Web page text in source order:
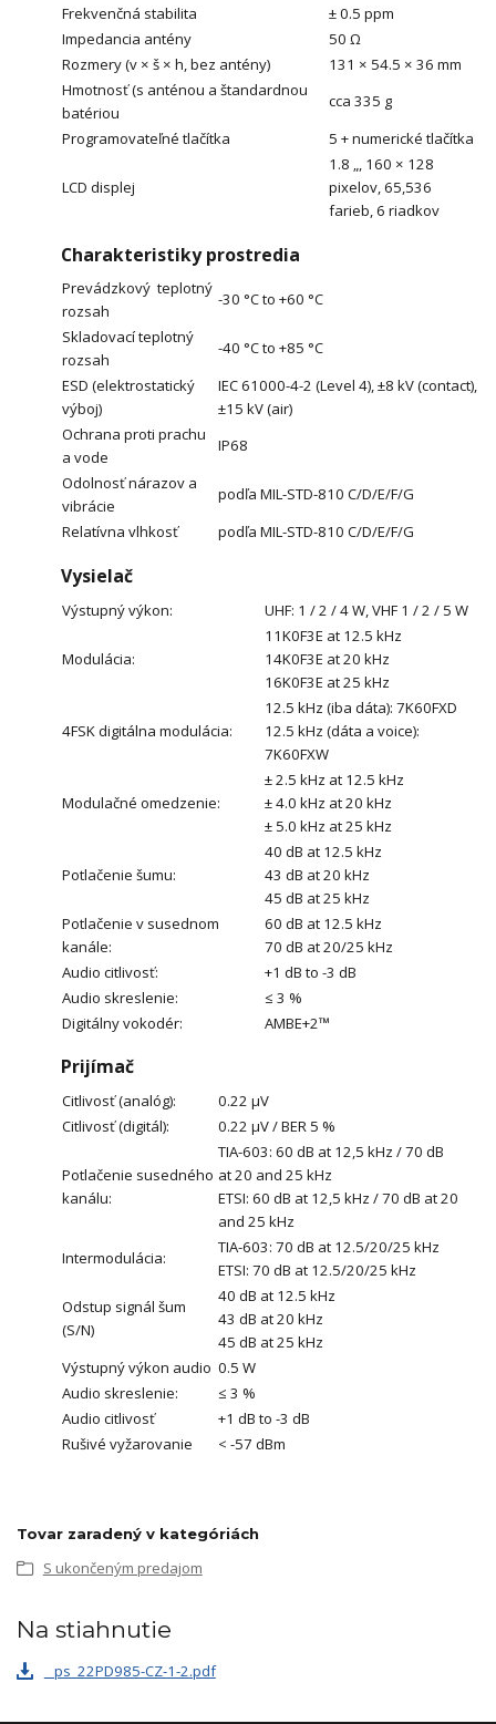
Frekvenčná stabilita
± 0.5 ppm
Impedancia antény
50 Ω
Rozmery (v × š × h, bez antény)
131 × 54.5 × 36 mm
Hmotnosť (s anténou a štandardnou
batériou
cca 335 g
Programovateľné tlačítka
5 + numerické tlačítka
LCD displej
1.8 „, 160 × 128
pixelov, 65,536
farieb, 6 riadkov
Charakteristiky prostredia
Prevádzkový teplotný
rozsah
-30 °C to +60 °C
Skladovací teplotný
rozsah
-40 °C to +85 °C
ESD (elektrostatický
výboj)
IEC 61000-4-2 (Level 4), ±8 kV (contact),
±15 kV (air)
Ochrana proti prachu
a vode
IP68
Odolnosť nárazov a
vibrácie
podľa MIL-STD-810 C/D/E/F/G
Relatívna vlhkosť
podľa MIL-STD-810 C/D/E/F/G
Vysielač
Výstupný výkon: UHF: 1 / 2 / 4 W, VHF 1 / 2 / 5 W
Modulácia:
11K0F3E at 12.5 kHz
14K0F3E at 20 kHz
16K0F3E at 25 kHz
4FSK digitálna modulácia:
12.5 kHz (iba dáta): 7K60FXD
12.5 kHz (dáta a voice):
7K60FXW
Modulačné omedzenie:
± 2.5 kHz at 12.5 kHz
± 4.0 kHz at 20 kHz
± 5.0 kHz at 25 kHz
Potlačenie šumu:
40 dB at 12.5 kHz
43 dB at 20 kHz
45 dB at 25 kHz
Potlačenie v susednom
kanále:
60 dB at 12.5 kHz
70 dB at 20/25 kHz
Audio citlivosť:
+1 dB to -3 dB
Audio skreslenie:
≤ 3 %
Digitálny vokodér:
AMBE+2™
Prijímač
Citlivosť (analóg):
0.22 μV
Citlivosť (digitál):
0.22 μV / BER 5 %
Potlačenie susedného
kanálu:
TIA-603: 60 dB at 12,5 kHz / 70 dB
at 20 and 25 kHz
ETSI: 60 dB at 12,5 kHz / 70 dB at 20
and 25 kHz
Intermodulácia:
TIA-603: 70 dB at 12.5/20/25 kHz
ETSI: 70 dB at 12.5/20/25 kHz
Odstup signál šum
(S/N)
40 dB at 12.5 kHz
43 dB at 20 kHz
45 dB at 25 kHz
Výstupný výkon audio 0.5 W
Audio skreslenie:
≤ 3 %
Audio citlivosť
+1 dB to -3 dB
Rušivé vyžarovanie
< -57 dBm
Tovar zaradený v kategóriách
S ukončeným predajom
Na stiahnutie
_ps_22PD985-CZ-1-2.pdf